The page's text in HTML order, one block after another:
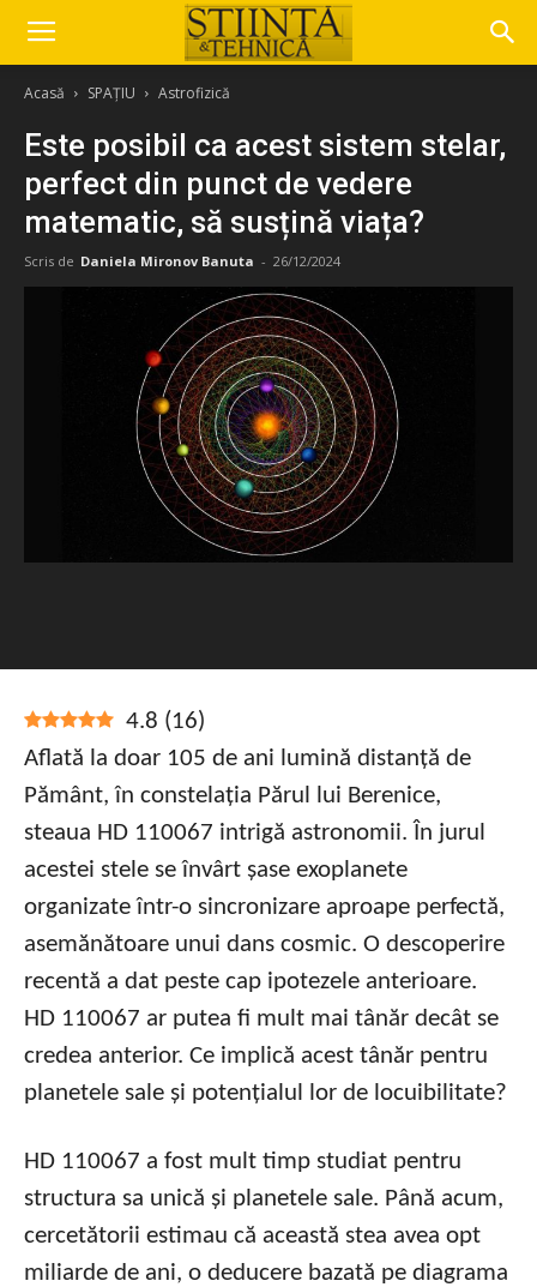
Acasă SPAȚIU Astrofizică
Este posibil ca acest sistem stelar,
perfect din punct de vedere
matematic, să susțină viața?
Scris de Daniela Mironov Banuta - 26/12/2024
4.8 (16)
Aflată la doar 105 de ani lumină distanță de
Pământ, în constelația Părul lui Berenice,
steaua HD 110067 intrigă astronomii. În jurul
acestei stele se învârt șase exoplanete
organizate într-o sincronizare aproape perfectă,
asemănătoare unui dans cosmic. O descoperire
recentă a dat peste cap ipotezele anterioare.
HD 110067 ar putea fi mult mai tânăr decât se
credea anterior. Ce implică acest tânăr pentru
planetele sale și potențialul lor de locuibilitate?
HD 110067 a fost mult timp studiat pentru
structura sa unică și planetele sale. Până acum,
cercetătorii estimau că această stea avea opt
miliarde de ani, o deducere bazată pe diagrama